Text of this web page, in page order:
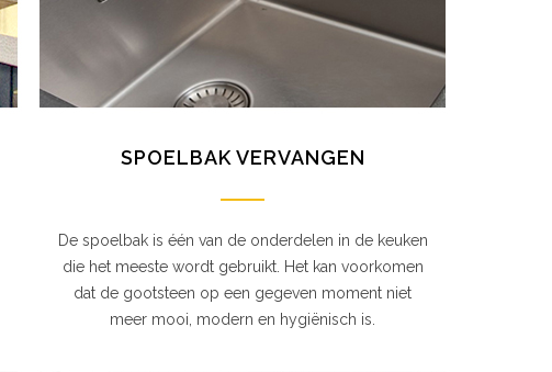
SPOELBAK VERVANGEN
De spoelbak is één van de onderdelen in de keuken
die het meeste wordt gebruikt. Het kan voorkomen
dat de gootsteen op een gegeven moment niet
meer mooi, modern en hygiënisch is.